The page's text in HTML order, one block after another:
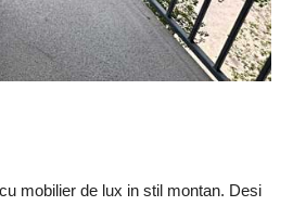
mobilier de lux in stil montan. Desi